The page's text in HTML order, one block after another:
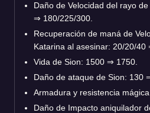
Daño de Velocidad del rayo
⇒ 180/225/300.
Recuperación de maná de
Katarina al asesinar: 20/20/40
Vida de Sion: 1500 ⇒ 1750.
Daño de ataque de Sion: 130
Armadura y resistencia
Daño de Impacto aniquilador